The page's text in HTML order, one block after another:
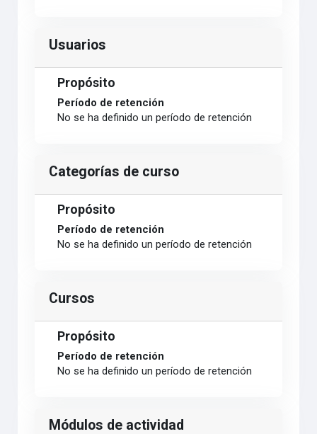
Usuarios
Propósito
Período de retención
No se ha definido un período de retención
Categorías de curso
Propósito
Período de retención
No se ha definido un período de retención
Cursos
Propósito
Período de retención
No se ha definido un período de retención
Módulos de actividad